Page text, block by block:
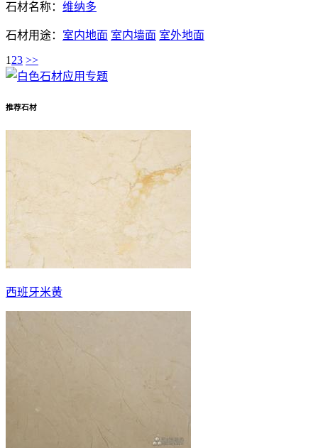
石材名称： 维纳多
石材用途： 室内地面 室内墙面 室外地面
1 23 >>
推荐石材
西班牙米黄